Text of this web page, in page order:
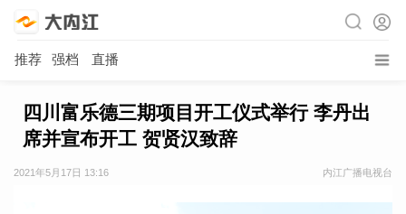
推荐 强档 直播
四川富乐德三期项目开工仪式举行 李丹出
席并宣布开工 贺贤汉致辞
内江广播电视台
2021年5月17日 13:16